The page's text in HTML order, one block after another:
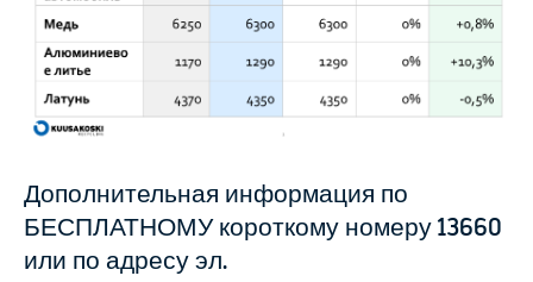
Дополнительная информация по
БЕСПЛАТНОМУ короткому номеру 13660
или по адресу эл.